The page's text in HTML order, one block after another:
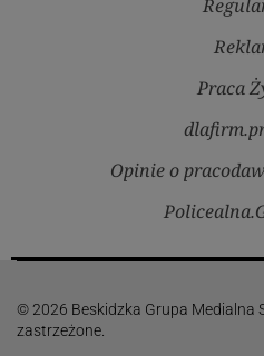
Praca
Opinie o
© 2026 Beskidzka Grupa Medialna
zastrzeżone.